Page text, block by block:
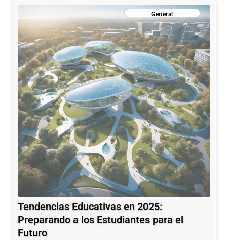
General
Tendencias Educativas en 2025:
Preparando a los Estudiantes para el
Futuro